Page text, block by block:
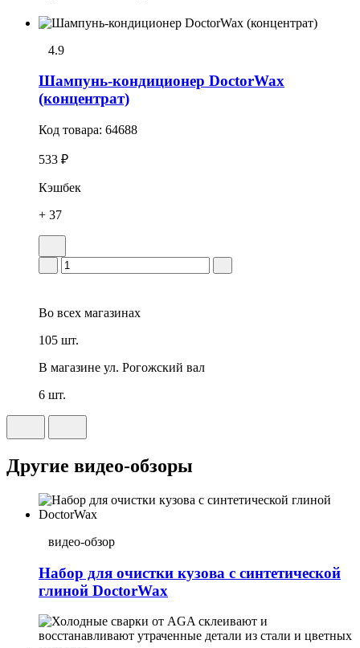
4.9
Шампунь-кондиционер DoctorWax
(концентрат)
Код товара: 64688
533 ₽
Кэшбек
+ 37
Во всех магазинах
105 шт.
В магазине ул. Рогожский вал
6 шт.
Другие видео-обзоры
видео-обзор
Набор для очистки кузова с синтетической
глиной DoctorWax